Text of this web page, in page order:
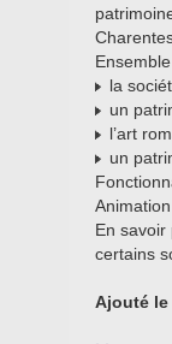
la
un
l’art
un
Animation
En savoir
certains
Ajouté le